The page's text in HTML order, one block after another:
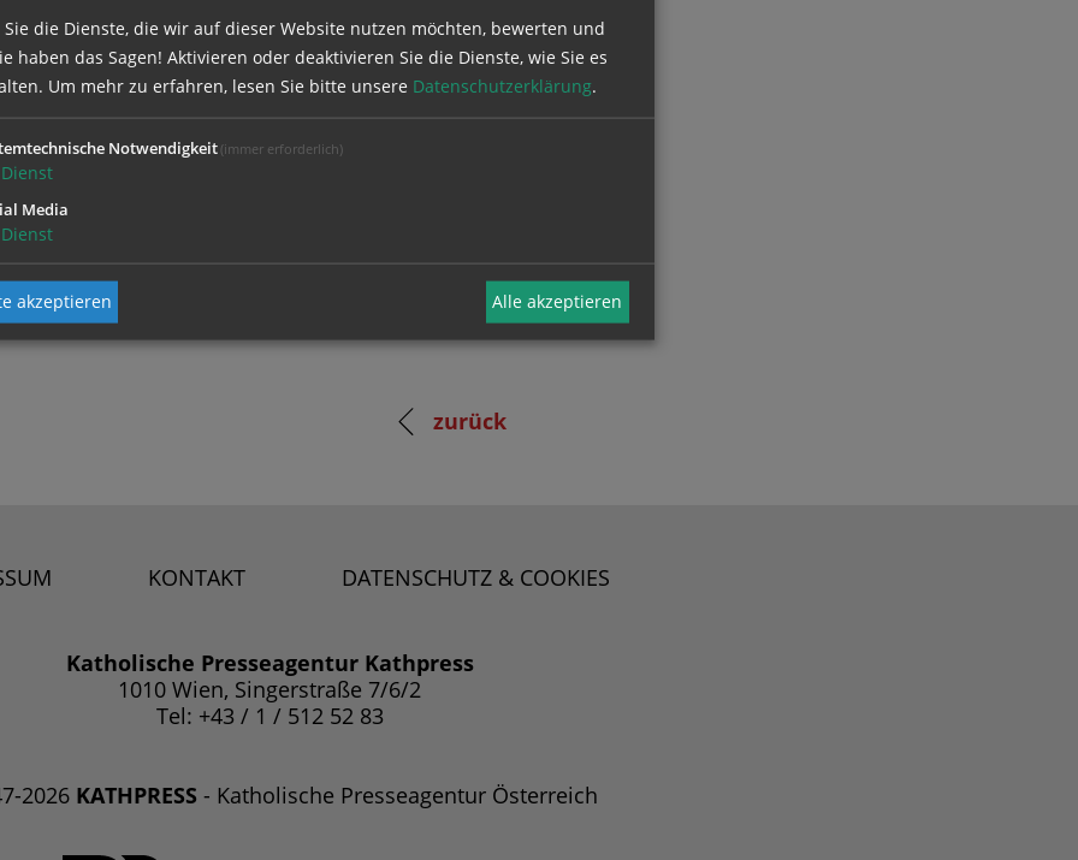
sich mit Ihrem Benutzernamen und
zurück
KONTAKT DATENSCHUTZ & COOKIES
Katholische Presseagentur Kathpress
1010 Wien, Singerstraße 7/6/2
Tel: +43 / 1 / 512 52 83
2026 KATHPRESS - Katholische Presseagentur Österreich
Sie die Dienste, die wir auf dieser Website nutzen möchten, bewerten und
haben das Sagen! Aktivieren oder deaktivieren Sie die Dienste, wie Sie es
Um mehr zu erfahren, lesen Sie bitte unsere Datenschutzerklärung.
Notwendigkeit (immer erforderlich)
Dienst
Media
Dienst
akzeptieren Alle akzeptieren